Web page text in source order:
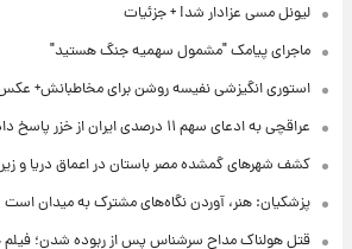
لیونل مسی عزادار شد! + جزئیات
ماجرای پیامک "مشمول سهمیه جنگ هستید"
استوری انگیزشی نفیسه روشن برای مخاطبانش+
عراقچی به ادعای سهم ۱۱ درصدی ایران از خزر پاسخ داد
کشف شهرهای گمشده مصر باستان در اعماق دریا و
پزشکیان: هنر، آوردن نگاه‌های مشترک به میدان است
قتل هولناک مداح سرشناس پس از ربوده شدن؛ فیلم